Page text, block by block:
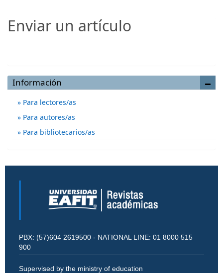
Enviar un artículo
Información
Para lectores/as
Para autores/as
Para bibliotecarios/as
PBX: (57)604 2619500 - NATIONAL LINE: 01 8000 515
900
Supervised by the ministry of education